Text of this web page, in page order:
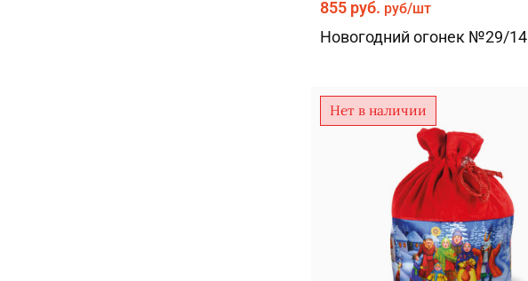
855 руб. руб/шт
Новогодний огонек №29/14
Нет в наличии